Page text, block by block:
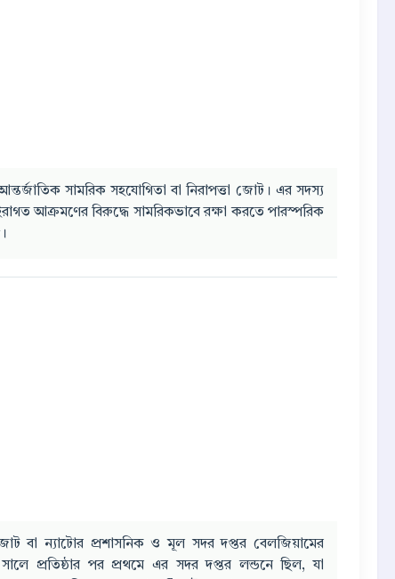
সামরিক সহযোগিতা বা নিরাপত্তা জোট। এর সদস্য
আক্রমণের বিরুদ্ধে সামরিকভাবে রক্ষা করতে পারস্পরিক
বা ন্যাটোর প্রশাসনিক ও মূল সদর দপ্তর বেলজিয়ামের
প্রতিষ্ঠার পর প্রথমে এর সদর দপ্তর লন্ডনে ছিল, যা